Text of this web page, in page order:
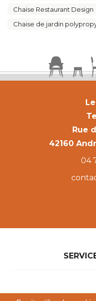
Chaise Restaurant Design
Chaise de jardin
Rue
42160
04
NOTRE